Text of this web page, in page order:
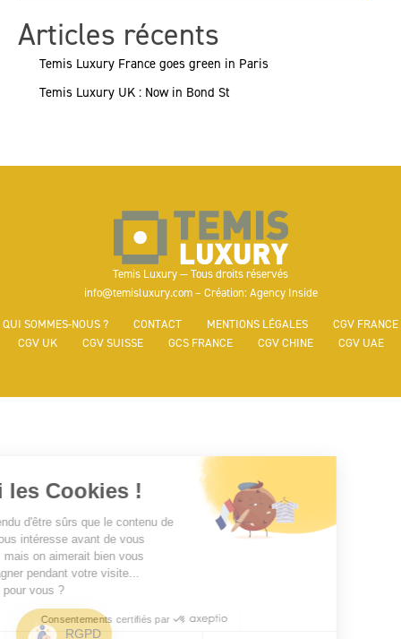
Voici les Cookies !
On a attendu d'être sûrs que le contenu de
ce site vous intéresse avant de vous
déranger, mais on aimerait bien vous
accompagner pendant votre visite...
C'est OK pour vous ?
Consentements certifiés par
RGPD
Articles récents
Temis Luxury France goes green in Paris
Temis Luxury UK : Now in Bond St
Temis Luxury — Tous droits réservés
info@temisluxury.com – Création: Agency Inside
QUI SOMMES-NOUS ? CONTACT MENTIONS LÉGALES
CGV FRANCE
CGV UK
CGV SUISSE GCS FRANCE CGV CHINE CGV UAE